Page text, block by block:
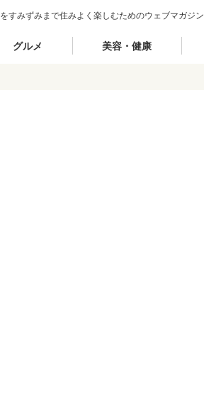
すみずみまで住みよく楽しむためのウェブマガジン
グルメ 美容・健康